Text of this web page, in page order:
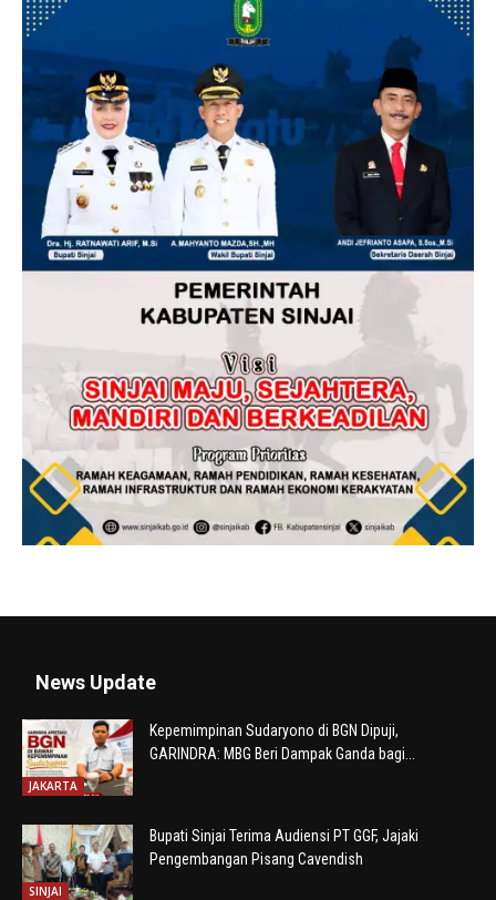
News Update
JAKARTA
Kepemimpinan Sudaryono di BGN Dipuji,
GARINDRA: MBG Beri Dampak Ganda bagi...
SINJAI
Bupati Sinjai Terima Audiensi PT GGF, Jajaki
Pengembangan Pisang Cavendish